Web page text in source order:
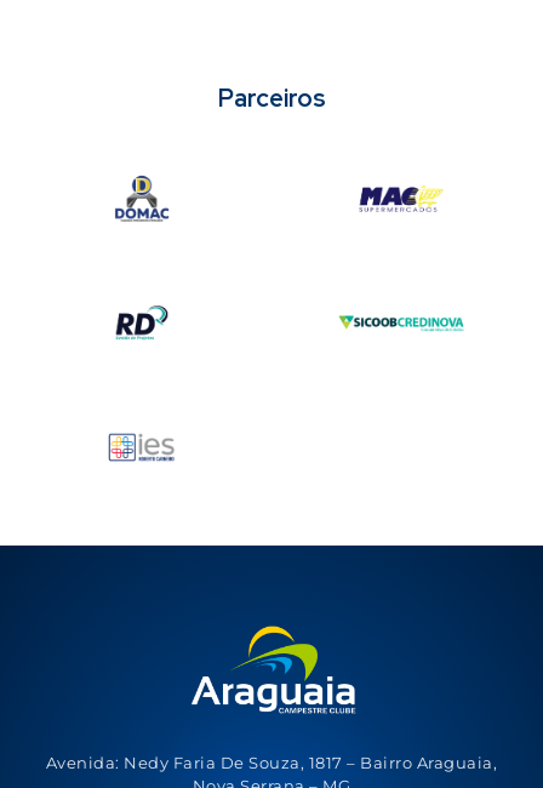
Parceiros
Avenida: Nedy Faria De Souza, 1817 – Bairro Araguaia,